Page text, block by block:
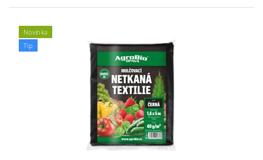
Novinka
Tip